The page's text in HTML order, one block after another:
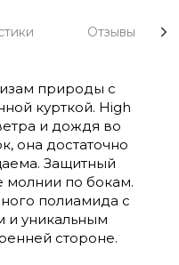
Отзывы
природы с
курткой. High
и дождя во
она достаточно
Защитный
по бокам.
полиамида с
и уникальным
стороне.